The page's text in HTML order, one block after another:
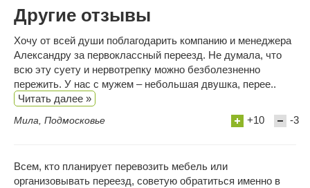
Другие отзывы
Хочу от всей души поблагодарить компанию и менеджера
Александру за первоклассный переезд. Не думала, что
всю эту суету и нервотрепку можно безболезненно
пережить. У нас с мужем – небольшая двушка, перее..
Читать далее »
Мила, Подмосковье +10 -3
Всем, кто планирует перевозить мебель или
организовывать переезд, советую обратиться именно в